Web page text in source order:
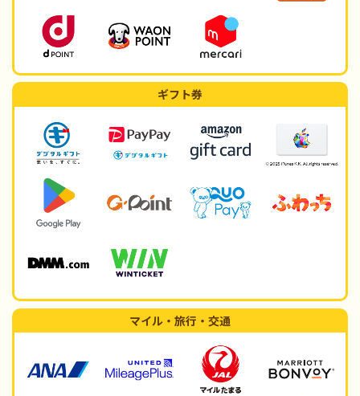
ギフト券
マイル・旅行・交通